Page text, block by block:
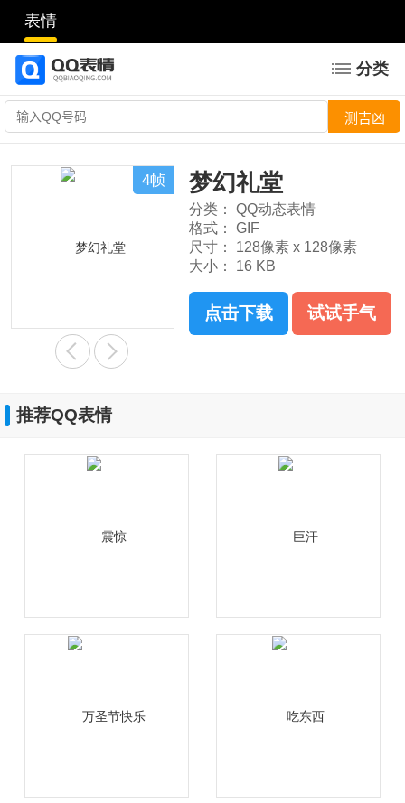
表情
分类
4帧 梦幻礼堂
分类：
QQ动态表情
格式：
GIF
尺寸：
128像素 x 128像素
大小：
16 KB
点击下载 试试手气
推荐QQ表情